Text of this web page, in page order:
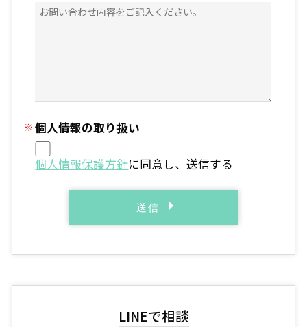
個人情報の取り扱い
個人情報保護方針に同意し、送信する
LINEで相談